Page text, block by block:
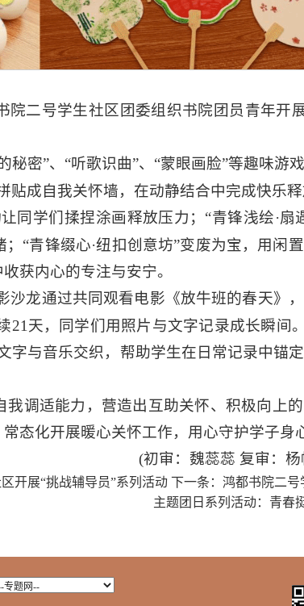
二号学生社区团委组织书院团员青年开
秘密”、“听歌识曲”、“蒙眼画脸”等趣味游
贴成自我关怀墙，在动静结合中完成快乐释
同学们揉捏涂画释放压力；“青锋浅绘·扇
“青锋缀心·纽扣创意坊”变废为宝，用闲
获内心的专注与安宁。
沙龙通过共同观看电影《放牛班的春天》
天，同学们用照片与文字记录成长瞬间
字与音乐交织，帮助学生在日常记录中锚
调适能力，营造出互助关怀、积极向上的
态化开展暖心关怀工作，用心守护学子身
(初审：魏蕊蕊 复审：杨
开展“挑战辅导员”系列活动 下一条： 鸿都书院二号
主题团日系列活动：青春